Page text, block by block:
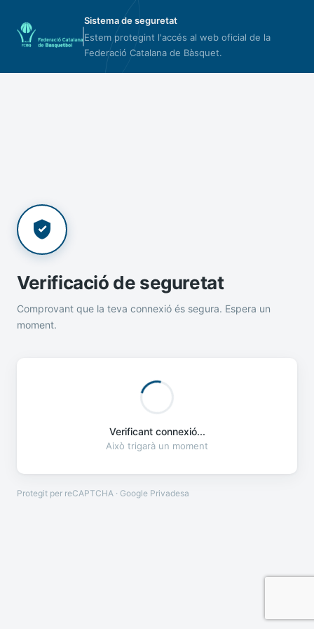
Sistema de seguretat
Estem protegint l'accés al web oficial de la
Federació Catalana de Bàsquet.
Verificació de seguretat
Comprovant que la teva connexió és segura. Espera un
moment.
Verificant connexió...
Això trigarà un moment
Protegit per reCAPTCHA · Google Privadesa